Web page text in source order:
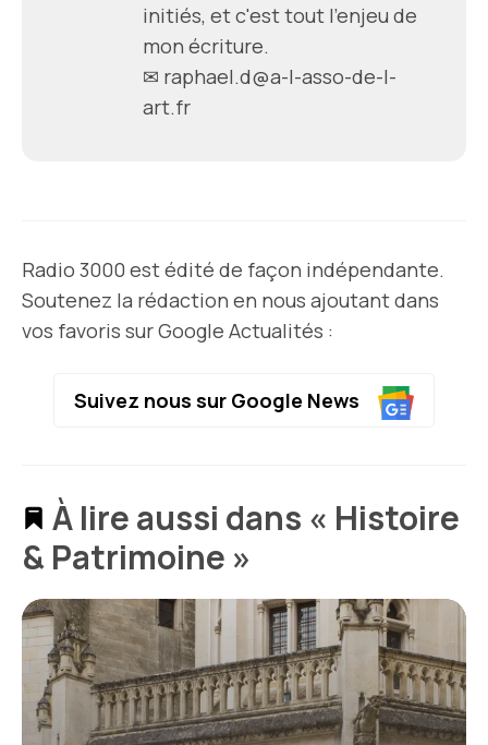
initiés, et c'est tout l'enjeu de
mon écriture.
✉ raphael.d@a-l-asso-de-l-
art.fr
Radio 3000 est édité de façon indépendante.
Soutenez la rédaction en nous ajoutant dans
vos favoris sur Google Actualités :
Suivez nous sur Google News
À lire aussi dans « Histoire
& Patrimoine »